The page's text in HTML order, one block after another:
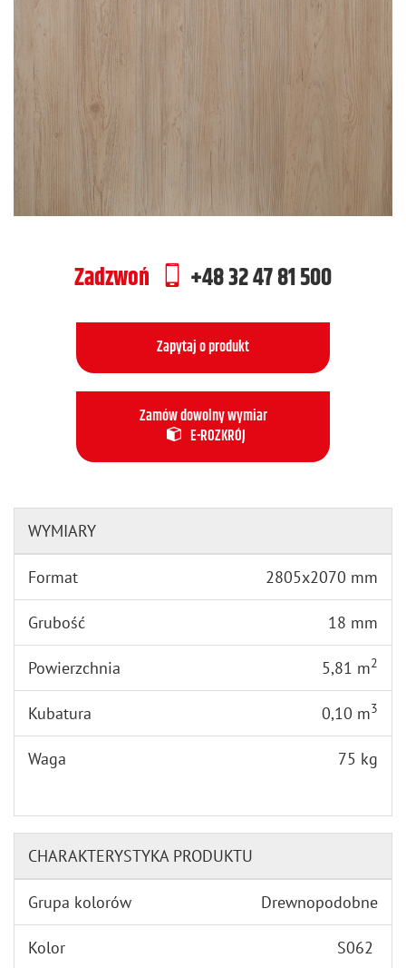
Zadzwoń +48 32 47 81 500
Zapytaj o produkt
Zamów dowolny wymiar
E-ROZKRÓJ
WYMIARY
Format 2805x2070 mm
Grubość 18 mm
Powierzchnia 5,81 m2
Kubatura 0,10 m3
Waga 75 kg
CHARAKTERYSTYKA PRODUKTU
Grupa kolorów Drewnopodobne
Kolor S062